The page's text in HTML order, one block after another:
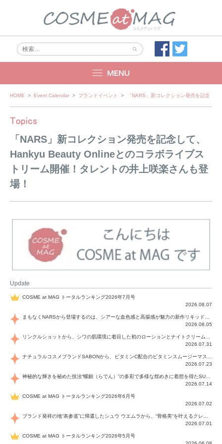
Skip
HOME > Event Calendar > ブランドイベント > 「NARS」新コレクション発売を記念し
「NARS」新コレクション発売を記念して、
Hankyu Beauty Onlineとのコラボライブス
トリーム開催！タレントの井上咲楽さんも登
場！
Update
COSME at MAG トータルランキング2026年7月号
2026.08.07
まもなくNARSから登場するのは、シアーな血色感と高揚感が魅力の新作リキッドブラッシュ「インセイシャブル リキッドブラッシュ」と、ゴールデンアワーに染まる空にインスピレーションを得た「アフターグロー リップシャイン」の新色！夏をハックして！
2026.08.05
リンクルショットから、シワの肌環境に着目した初のローションとナイトクリームが登場！デイリーケアで、シワ特有の肌環境を改善し、シワが目立たない肌へと導きます。
2026.07.31
ナチュラルコスメブランドSABONから、ビタミンC配合のビタミンスムージーマスク「ラディアンスマスク」と、ペパーミントにオーガニックハーブを凝縮したジェルの涼感トリートメント美容液「スカルプセラム リフレッシング」が登場！日々のデイリーケアで、過酷な猛暑で疲れた肌や頭皮をサポート、心地よくリフレッシュし、優しく肌を整えます。
2026.07.23
神秘的な輝きを秘めた技法“螺鈿（らでん）”の多彩で多様な煌めきに着想を得たSUQQUの2026 秋 カラーコレクションから登場するのは、艶然と輝くアイシャドウや偏光パールを配したフェイスカラー、繊細なパールの煌めくネイル、そしてそれらを際立てる“朧げな艶”を秘めた新リクイドリップ「ブラー リクイド リップ」。強さを秘めたまろやかな洗練の表情に。
2026.07.14
COSME at MAG トータルランキング2026年6月号
2026.07.02
ブランド発祥の地“表参道”に帰還したシュウ ウエムラから、“骨格美“を叶えるクレヨンタイプのフェイスカラー「スカルプト クレヨン」と、ブランド初のリノベーションで進化した名品アイブロウ「ハード フォーミュラ ハード 10」が登場！
2026.07.01
COSME at MAG トータルランキング2026年5月号